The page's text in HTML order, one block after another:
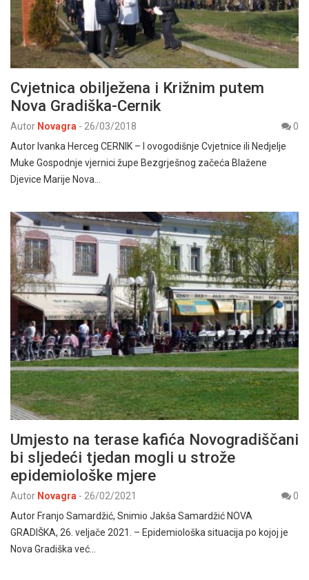
Cvjetnica obilježena i Križnim putem
Nova Gradiška-Cernik
Autor Novagra - 26/03/2018
0
Autor Ivanka Herceg CERNIK – I ovogodišnje Cvjetnice ili Nedjelje
Muke Gospodnje vjernici župe Bezgrješnog začeća Blažene
Djevice Marije Nova…
Umjesto na terase kafića Novogradiščani
bi sljedeći tjedan mogli u strože
epidemiološke mjere
Autor Novagra - 26/02/2021
0
Autor Franjo Samardžić, Snimio Jakša Samardžić NOVA
GRADIŠKA, 26. veljače 2021. – Epidemiološka situacija po kojoj je
Nova Gradiška već…